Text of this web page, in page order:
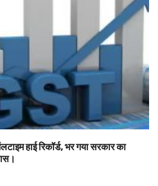
हाई रिकॉर्ड, भर गया सरकार का